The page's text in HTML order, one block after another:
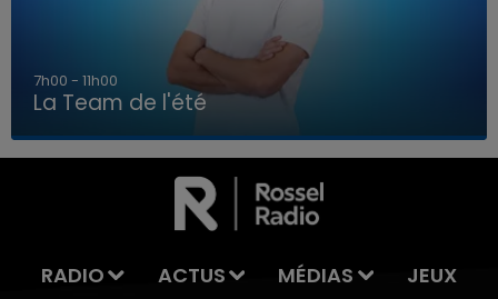
LA TEAM DE L'ÉTÉ
7h00 - 11h00
La Team de l'été
RADIO ACTUS MÉDIAS
JEUX